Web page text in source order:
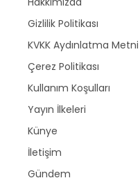
Gizlilik Politikası
KVKK Aydınlatma Metni
Çerez Politikası
Kullanım Koşulları
Yayın İlkeleri
Künye
İletişim
Gündem